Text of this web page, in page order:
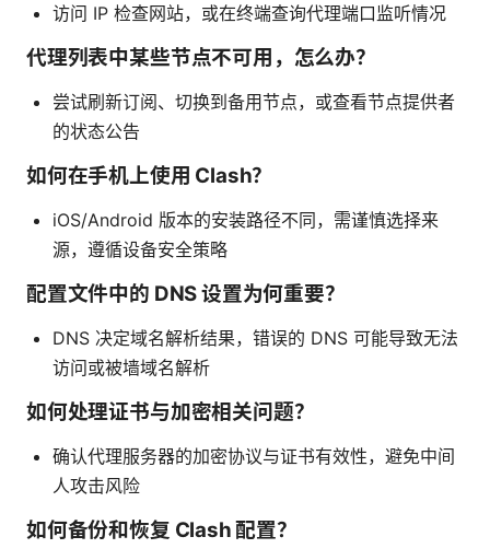
访问 IP 检查网站，或在终端查询代理端口监听情况
代理列表中某些节点不可用，怎么办？
尝试刷新订阅、切换到备用节点，或查看节点提供者
的状态公告
如何在手机上使用 Clash？
iOS/Android 版本的安装路径不同，需谨慎选择来
源，遵循设备安全策略
配置文件中的 DNS 设置为何重要？
DNS 决定域名解析结果，错误的 DNS 可能导致无法
访问或被墙域名解析
如何处理证书与加密相关问题？
确认代理服务器的加密协议与证书有效性，避免中间
人攻击风险
如何备份和恢复 Clash 配置？